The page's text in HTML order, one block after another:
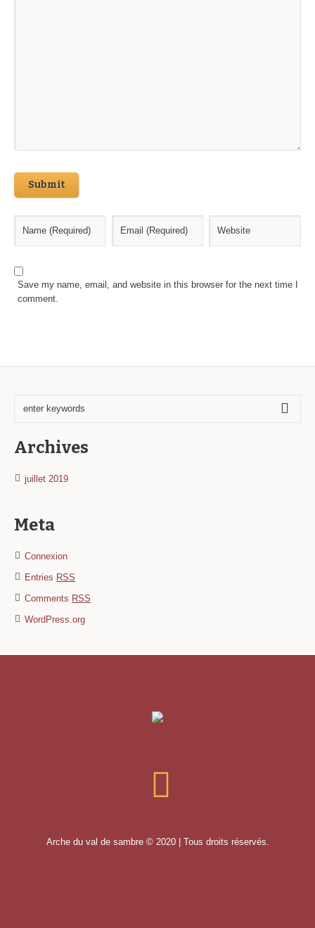
Submit
Save my name, email, and website in this browser for the next time I
comment.
Archives
juillet 2019
Meta
Connexion
Entries RSS
Comments RSS
WordPress.org
Arche du val de sambre © 2020 | Tous droits réservés.